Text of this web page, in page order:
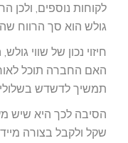
לקוחות נוספים, ולכן
גולש הוא סך הרווח
חיזוי נכון של שווי
האם החברה תוכל
תמשיך לדשדש
הסיבה לכך היא שיש
שקל ולקבל בצורה